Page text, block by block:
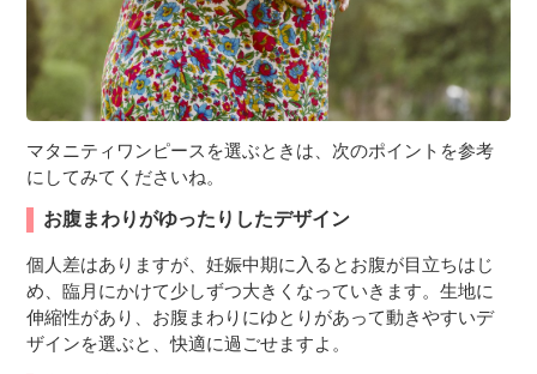
マタニティワンピースを選ぶときは、次のポイントを参考
にしてみてくださいね。
お腹まわりがゆったりしたデザイン
個人差はありますが、妊娠中期に入るとお腹が目立ちはじ
め、臨月にかけて少しずつ大きくなっていきます。生地に
伸縮性があり、お腹まわりにゆとりがあって動きやすいデ
ザインを選ぶと、快適に過ごせますよ。